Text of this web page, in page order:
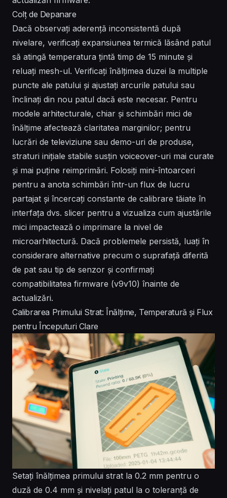
Colț de Depanare
Dacă observați aderență inconsistentă după
nivelare, verificați expansiunea termică lăsând patul
să atingă temperatura țintă timp de 15 minute și
reluați mesh-ul. Verificați înălțimea duzei la multiple
puncte ale patului și ajustați arcurile patului sau
înclinați din nou patul dacă este necesar. Pentru
modele arhitecturale, chiar și schimbări mici de
înălțime afectează claritatea marginilor; pentru
lucrări de televiziune sau demo-uri de produse,
straturi inițiale stabile susțin voiceover-uri mai curate
și mai puține reimprimări. Folosiți mini-întoarceri
pentru a anota schimbări într-un flux de lucru
partajat și încercați constante de calibrare tăiate în
interfața dvs. slicer pentru a vizualiza cum ajustările
mici impactează o imprimare la nivel de
microarhitectură. Dacă problemele persistă, luați în
considerare alternative precum o suprafață diferită
de pat sau tip de senzor și confirmați
compatibilitatea firmware (v9v10) înainte de
actualizări.
Calibrarea Primului Strat: Înălțime, Temperatură și Flux
pentru Începuturi Clare
Setați înălțimea primului strat la 0.2 mm pentru o
duză de 0.4 mm și nivelați patul la o toleranță de